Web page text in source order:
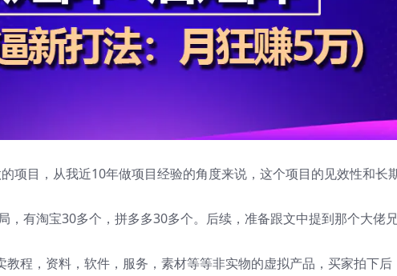
项目，从我近10年做项目经验的角度来说，这个项目的见效性和长
，有淘宝30多个，拼多多30多个。后续，准备跟文中提到那个大佬
程，资料，软件，服务，素材等等非实物的虚拟产品，买家拍下后